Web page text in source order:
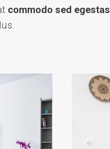
commodo sed egestas